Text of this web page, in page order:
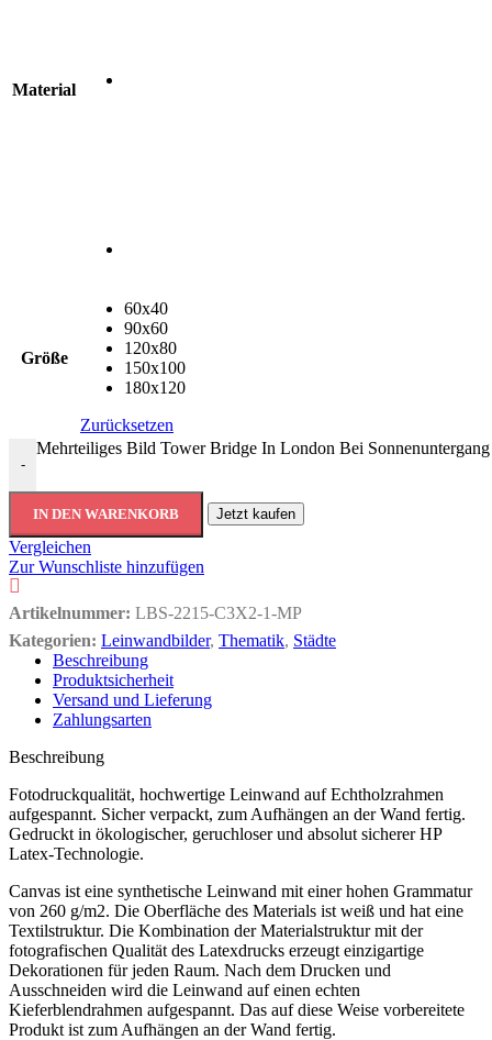
Material
Größe
60x40
90x60
120x80
150x100
180x120
Zurücksetzen
-
Mehrteiliges Bild Tower Bridge In London Bei
IN DEN WARENKORB Jetzt kaufen
Vergleichen
Zur Wunschliste hinzufügen
Artikelnummer: LBS-2215-C3X2-1-MP
Kategorien: Leinwandbilder, Thematik, Städte
Beschreibung
Produktsicherheit
Versand und Lieferung
Zahlungsarten
Beschreibung
Fotodruckqualität, hochwertige Leinwand auf Echtholzrahmen
aufgespannt. Sicher verpackt, zum Aufhängen an der Wand fertig.
Gedruckt in ökologischer, geruchloser und absolut sicherer HP
Latex-Technologie.
Canvas ist eine synthetische Leinwand mit einer hohen Grammatur
von 260 g/m2. Die Oberfläche des Materials ist weiß und hat eine
Textilstruktur. Die Kombination der Materialstruktur mit der
fotografischen Qualität des Latexdrucks erzeugt einzigartige
Dekorationen für jeden Raum. Nach dem Drucken und
Ausschneiden wird die Leinwand auf einen echten
Kieferblendrahmen aufgespannt. Das auf diese Weise vorbereitete
Produkt ist zum Aufhängen an der Wand fertig.